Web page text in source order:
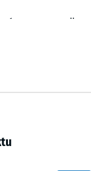
nárazovou energii v
a
což eliminuje
při zvedání i